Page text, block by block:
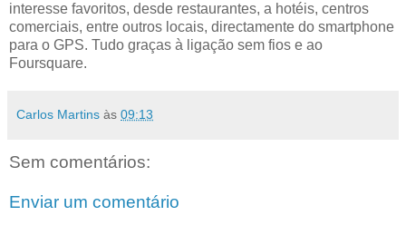
interesse favoritos, desde restaurantes, a hotéis, centros
comerciais, entre outros locais, directamente do smartphone
para o GPS. Tudo graças à ligação sem fios e ao
Foursquare.
Carlos Martins às 09:13
Sem comentários:
Enviar um comentário